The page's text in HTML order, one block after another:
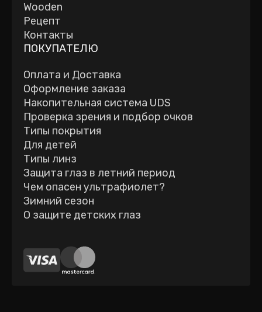
Wooden
Рецепт
Контакты
ПОКУПАТЕЛЮ
Оплата и Доставка
Оформление заказа
Накопительная система UDS
Проверка зрения и подбор очков
Типы покрытия
Для детей
Типы линз
Защита глаз в летний период
Чем опасен ультрафиолет?
Зимний сезон
О защите детских глаз